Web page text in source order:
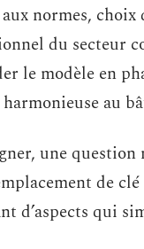
normes, choix
du secteur
le modèle en
au
une question
de
d’aspects qui